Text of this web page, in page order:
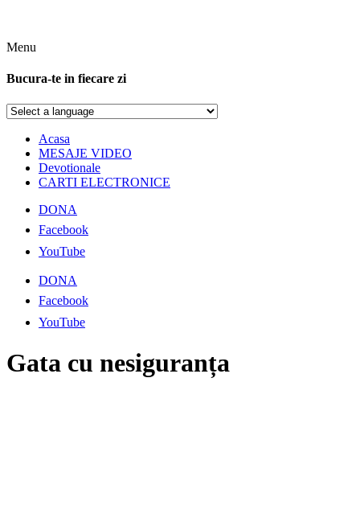
Menu
Bucura-te in fiecare zi
Acasa
MESAJE VIDEO
Devotionale
CARTI ELECTRONICE
DONA
Facebook
YouTube
DONA
Facebook
YouTube
Gata cu nesiguranța